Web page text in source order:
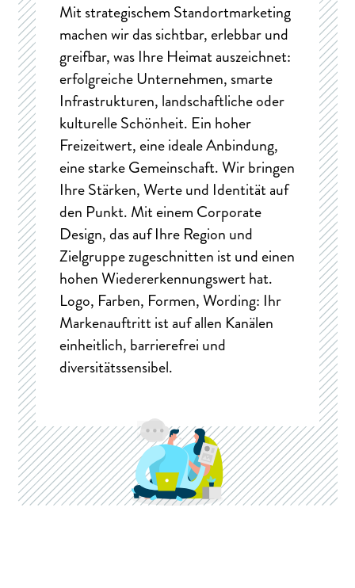
Mit strategischem Standortmarketing
machen wir das sichtbar, erlebbar und
greifbar, was Ihre Heimat auszeichnet:
erfolgreiche Unternehmen, smarte
Infrastrukturen, landschaftliche oder
kulturelle Schönheit. Ein hoher
Freizeitwert, eine ideale Anbindung,
eine starke Gemeinschaft. Wir bringen
Ihre Stärken, Werte und Identität auf
den Punkt. Mit einem Corporate
Design, das auf Ihre Region und
Zielgruppe zugeschnitten ist und einen
hohen Wiedererkennungswert hat.
Logo, Farben, Formen, Wording: Ihr
Markenauftritt ist auf allen Kanälen
einheitlich, barrierefrei und
diversitätssensibel.